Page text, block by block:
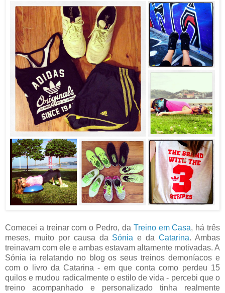
Comecei a treinar com o Pedro, da Treino em Casa, há três
meses, muito por causa da Sónia e daCatarina. Ambas
treinavam com ele e ambas estavam altamente motivadas. A
Sónia ia relatando no blog os seus treinos demoníacos e
com o livro da Catarina - em que conta como perdeu 15
quilos e mudou radicalmente o estilo de vida - percebi que o
treino acompanhado e personalizado tinha realmente